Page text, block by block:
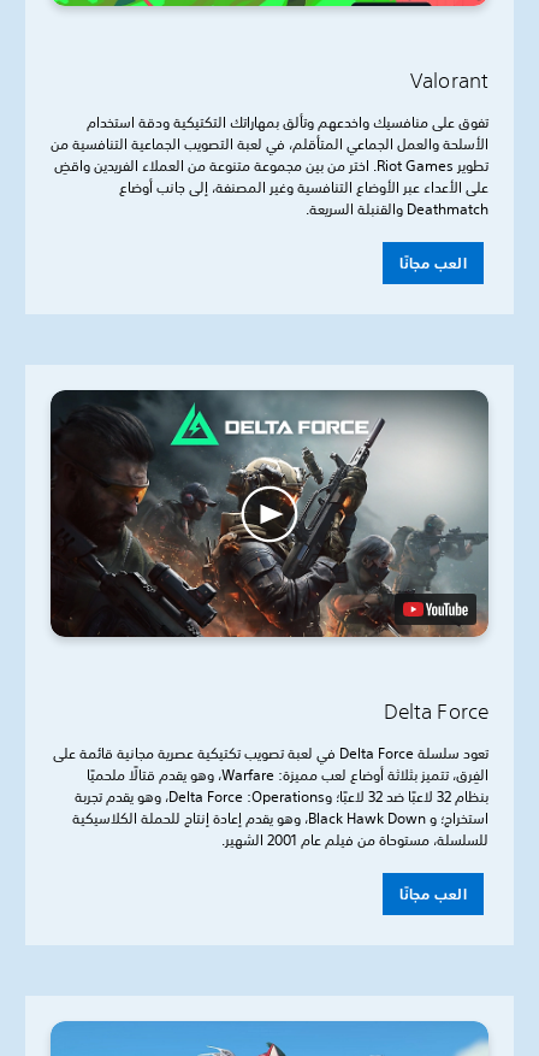
Valorant
تفوق على منافسيك واخدعهم وتألق بمهاراتك التكتيكية ودقة استخدام
الأسلحة والعمل الجماعي المتأقلم، في لعبة التصويب الجماعية التنافسية من
تطوير Riot Games. اختر من بين مجموعة متنوعة من العملاء الفريدين واقضِ
على الأعداء عبر الأوضاع التنافسية وغير المصنفة، إلى جانب أوضاع
Deathmatch والقنبلة السريعة.
العب مجانًا
Delta Force
تعود سلسلة Delta Force في لعبة تصويب تكتيكية عصرية مجانية قائمة على
الفِرق، تتميز بثلاثة أوضاع لعب مميزة: Warfare، وهو يقدم قتالًا ملحميًا
بنظام 32 لاعبًا ضد 32 لاعبًا؛ وOperations‏: Delta Force، وهو يقدم تجربة
استخراج؛ و Black Hawk Down، وهو يقدم إعادة إنتاج للحملة الكلاسيكية
للسلسلة، مستوحاة من فيلم عام 2001 الشهير.
العب مجانًا